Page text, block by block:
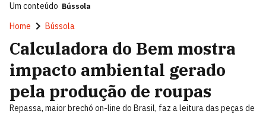
Um conteúdo Bússola
Home Bússola
Calculadora do Bem mostra
impacto ambiental gerado
pela produção de roupas
Repassa, maior brechó on-line do Brasil, faz a leitura das peças de